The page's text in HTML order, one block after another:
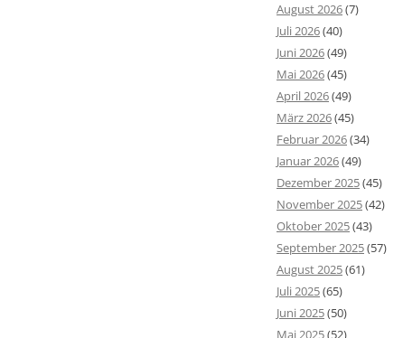
August 2026(7)
Juli 2026(40)
Juni 2026(49)
Mai 2026(45)
April 2026(49)
März 2026(45)
Februar 2026(34)
Januar 2026(49)
Dezember 2025(45)
November 2025(42)
Oktober 2025(43)
September 2025(57)
August 2025(61)
Juli 2025(65)
Juni 2025(50)
Mai 2025(52)